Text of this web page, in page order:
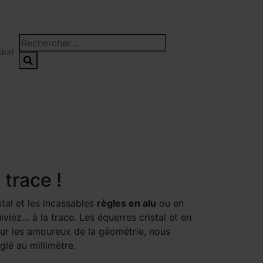
trace !
et les incassables règles en alu ou en
à la trace. Les équerres cristal et en
les amoureux de la géométrie, nous
au millimètre.